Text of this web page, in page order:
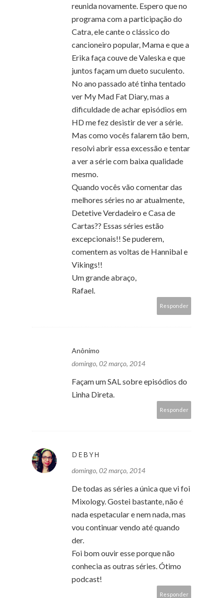
reunida novamente. Espero que no
programa com a participação do
Catra, ele cante o clássico do
cancioneiro popular, Mama e que a
Erika faça couve de Valeska e que
juntos façam um dueto suculento.
No ano passado até tinha tentado
ver My Mad Fat Diary, mas a
dificuldade de achar episódios em
HD me fez desistir de ver a série.
Mas como vocês falarem tão bem,
resolvi abrir essa excessão e tentar
a ver a série com baixa qualidade
mesmo.
Quando vocês vão comentar das
melhores séries no ar atualmente,
Detetive Verdadeiro e Casa de
Cartas?? Essas séries estão
excepcionais!! Se puderem,
comentem as voltas de Hannibal e
Vikings!!
Um grande abraço,
Rafael.
Responder
Anônimo
domingo, 02 março, 2014
Façam um SAL sobre episódios do
Linha Direta.
Responder
DEBYH
domingo, 02 março, 2014
De todas as séries a única que vi foi
Mixology. Gostei bastante, não é
nada espetacular e nem nada, mas
vou continuar vendo até quando
der.
Foi bom ouvir esse porque não
conhecia as outras séries. Ótimo
podcast!
Responder